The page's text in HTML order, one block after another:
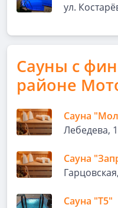
ул.
Сауны с
районе
Сауна
Лебедева,
Сауна
Сауна "Т5"